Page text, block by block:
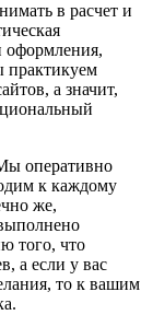
в расчет и
оформления,
а значит,
оперативно
к каждому
же,
того, что
а если у вас
то к вашим